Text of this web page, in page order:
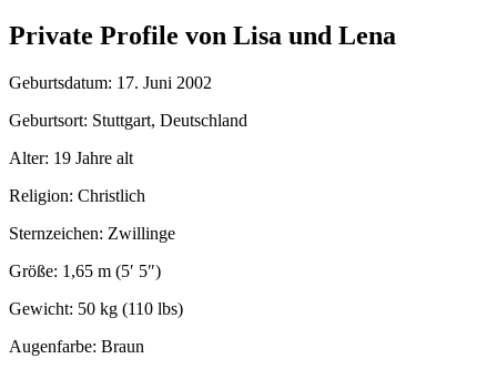
Private Profile von Lisa und Lena
Geburtsdatum: 17. Juni 2002
Geburtsort: Stuttgart, Deutschland
Alter: 19 Jahre alt
Religion: Christlich
Sternzeichen: Zwillinge
Größe: 1,65 m (5′ 5″)
Gewicht: 50 kg (110 lbs)
Augenfarbe: Braun